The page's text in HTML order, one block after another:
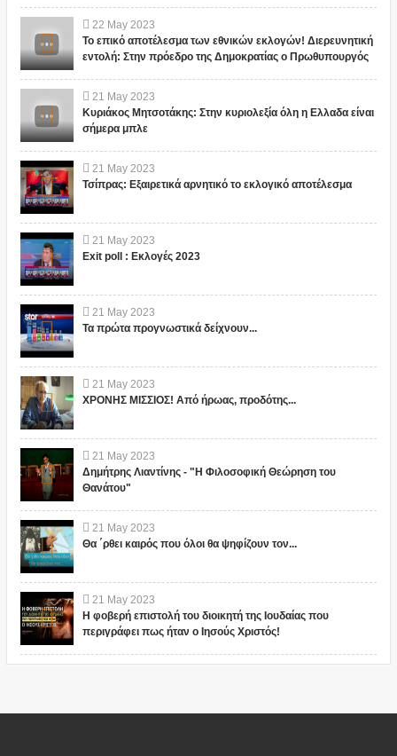
22 May 2023
Το επικό αποτέλεσμα των εθνικών εκλογών! Διερευνητική
εντολή: Στην πρόεδρο της Δημοκρατίας ο Πρωθυπουργός
21 May 2023
Κυριάκος Μητσοτάκης: Στην κυριολεξία όλη η Ελλαδα είναι
σήμερα μπλε
21 May 2023
Τσίπρας: Εξαιρετικά αρνητικό το εκλογικό αποτέλεσμα
21 May 2023
Exit poll : Εκλογές 2023
21 May 2023
Τα πρώτα προγνωστικά δείχνουν...
21 May 2023
ΧΡΟΝΗΣ ΜΙΣΣΙΟΣ! Από ήρωας, προδότης...
21 May 2023
Δημήτρης Λιαντίνης - "Η Φιλοσοφική Θεώρηση του
Θανάτου"
21 May 2023
Θα ΄ρθει καιρός που όλοι θα ψηφίζουν τον...
21 May 2023
Η φοβερή επιστολή του διοικητή της Ιουδαίας που
περιγράφει πως ήταν ο Ιησούς Χριστός!